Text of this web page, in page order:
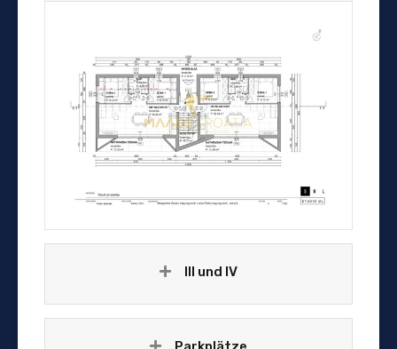
III und IV